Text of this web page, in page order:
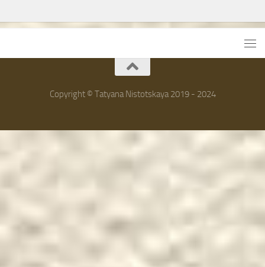
Copyright © Tatyana Nistotskaya 2019 - 2024